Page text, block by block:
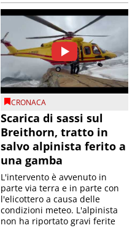
CRONACA
Scarica di sassi sul
Breithorn, tratto in
salvo alpinista ferito a
una gamba
L'intervento è avvenuto in
parte via terra e in parte con
l'elicottero a causa delle
condizioni meteo. L'alpinista
non ha riportato gravi ferite